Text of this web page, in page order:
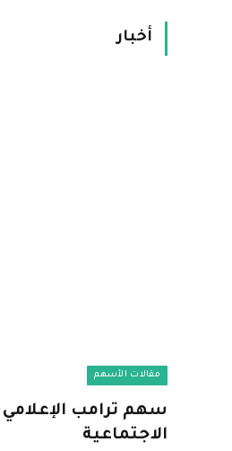
أخبار
مقالات الأسهم
سهم ترامب الإعلامي
الاجتماعية